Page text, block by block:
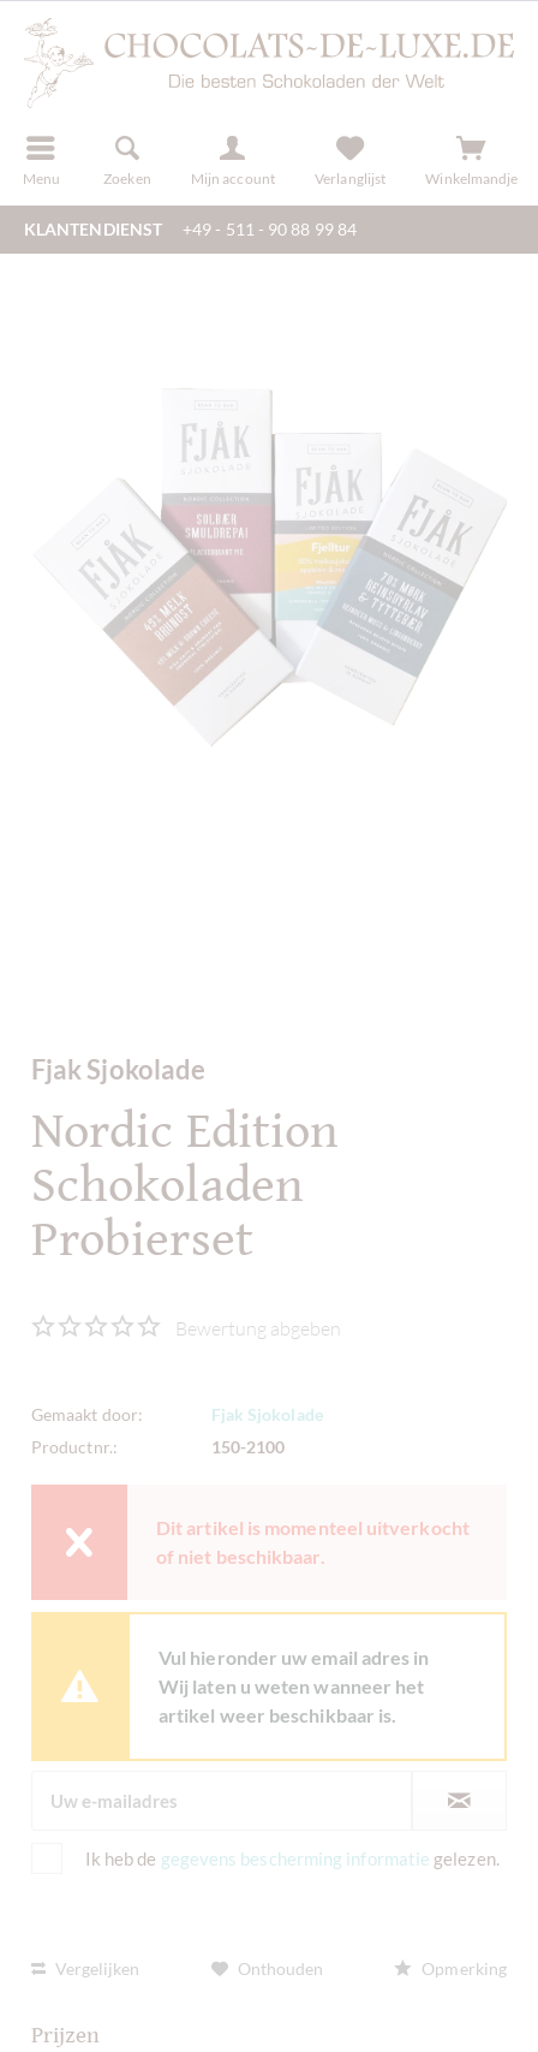
Menu Zoeken Mijn account
registreren Verlanglijst Winkelmandje
KLANTENDIENST +49 - 511 - 90 88 99 84
Fjak Sjokolade
Nordic Edition
Schokoladen
Probierset
Bewertung abgeben
Gemaakt door:
Fjak Sjokolade
Productnr.:
150-2100
Dit artikel is momenteel uitverkocht
of niet beschikbaar.
Vul hieronder uw email adres in
Wij laten u weten wanneer het
artikel weer beschikbaar is.
Ik heb de gegevens bescherming informatie gelezen.
Vergelijken Onthouden Opmerking
Prijzen